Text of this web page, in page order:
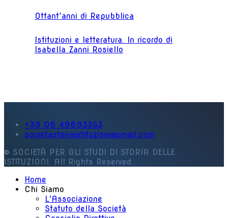
Ottant’anni di Repubblica
Istituzioni e letteratura. In ricordo di
Isabella Zanni Rosiello
+39 06 49693353
societastoriaistituzioni@gmail.com
© SOCIETÀ PER GLI STUDI DI STORIA DELLE
ISTITUZIONI. All Rights Reserved.
Home
Chi Siamo
L'Associazione
Statuto della Società